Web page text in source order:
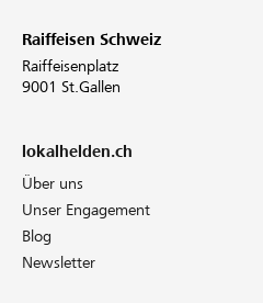
Raiffeisen Schweiz
Raiffeisenplatz
9001 St.Gallen
lokalhelden.ch
Über uns
Unser Engagement
Blog
Newsletter